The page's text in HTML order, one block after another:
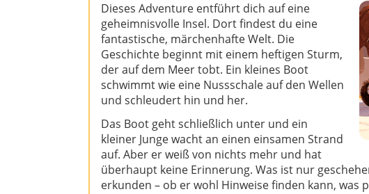
Dieses Adventure entführt dich auf eine
geheimnisvolle Insel. Dort findest du eine
fantastische, märchenhafte Welt. Die
Geschichte beginnt mit einem heftigen Sturm,
der auf dem Meer tobt. Ein kleines Boot
schwimmt wie eine Nussschale auf den Wellen
und schleudert hin und her.
Das Boot geht schließlich unter und ein
kleiner Junge wacht an einen einsamen Strand
auf. Aber er weiß von nichts mehr und hat
überhaupt keine Erinnerung. Was ist nur
erkunden – ob er wohl Hinweise finden kann, was